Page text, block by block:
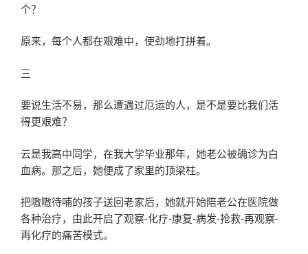
个？
原来，每个人都在艰难中，使劲地打拼着。
三
要说生活不易，那么遭遇过厄运的人，是不是要比我们活
得更艰难？
云是我高中同学，在我大学毕业那年，她老公被确诊为白
血病。那之后，她便成了家里的顶梁柱。
把嗷嗷待哺的孩子送回老家后，她就开始陪老公在医院做
各种治疗，由此开启了观察-化疗-康复-病发-抢救-再观察-
再化疗的痛苦模式。